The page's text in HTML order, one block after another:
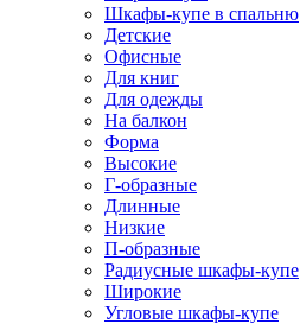
Шкафы-купе в спальню
Детские
Офисные
Для книг
Для одежды
На балкон
Форма
Высокие
Г-образные
Длинные
Низкие
П-образные
Радиусные шкафы-купе
Широкие
Угловые шкафы-купе